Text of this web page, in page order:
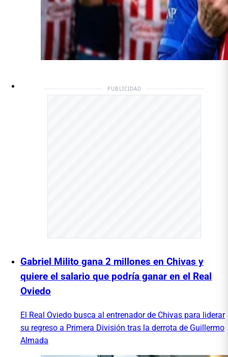
PUBLICIDAD
Gabriel Milito gana 2 millones en Chivas y
quiere el salario que podría ganar en el Real
Oviedo
El Real Oviedo busca al entrenador de Chivas para liderar
su regreso a Primera División tras la derrota de Guillermo
Almada